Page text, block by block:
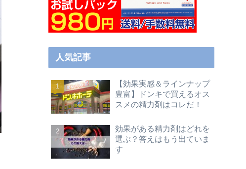
人気記事
【効果実感＆ラインナップ
豊富】ドンキで買えるオス
スメの精力剤はコレだ！
効果がある精力剤はどれを
選ぶ？答えはもう出ていま
す